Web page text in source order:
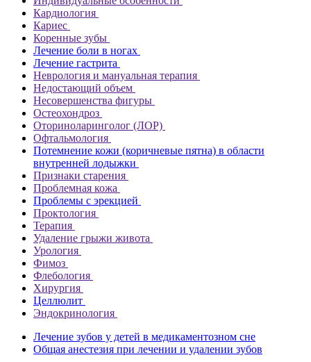
Кардиология
Кариес
Коренные зубы
Лечение боли в ногах
Лечение гастрита
Неврология и мануальная терапия
Недостающий объем
Несовершенства фигуры
Остеохондроз
Оториноларинголог (ЛОР)
Офтальмология
Потемнение кожи (коричневые пятна) в области
внутренней лодыжки
Признаки старения
Проблемная кожа
Проблемы с эрекцией
Проктология
Терапия
Удаление грыжи живота
Урология
Фимоз
Флебология
Хирургия
Целлюлит
Эндокринология
Лечение зубов у детей в медикаментозном сне
Общая анестезия при лечении и удалении зубов